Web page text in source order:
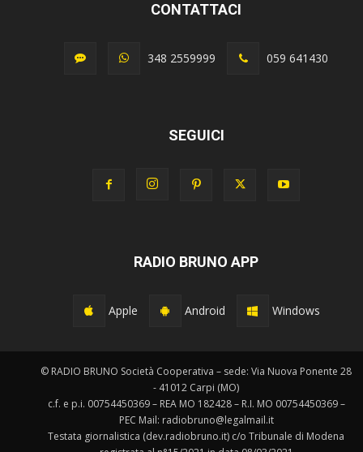
CONTATTACI
348 2559999 059 641430
SEGUICI
RADIO BRUNO APP
Apple Android Windows
© RADIO BRUNO Società Cooperativa – sede: Via Nuova Ponente 28
- 41012 Carpi (MO)
c.f. e p.i. 00754450369 – REA MO 182428 – R.I. MO 00754450369 –
PEC Mail: radiobruno@legalmail.it
Testata giornalistica (dev.radiobruno.it) c/o Tribunale di Modena